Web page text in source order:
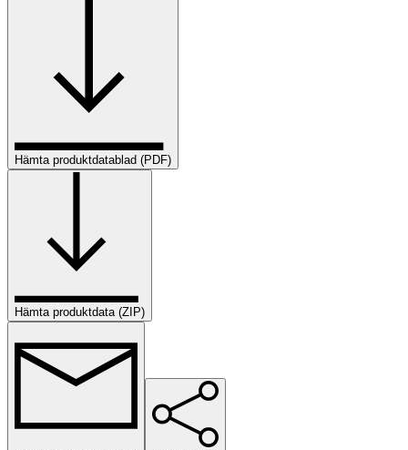
Hämta produktdatablad (PDF)
Hämta produktdata (ZIP)